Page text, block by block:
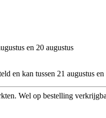
en 20 augustus
en kan tussen 21 augustus
Wel op bestelling